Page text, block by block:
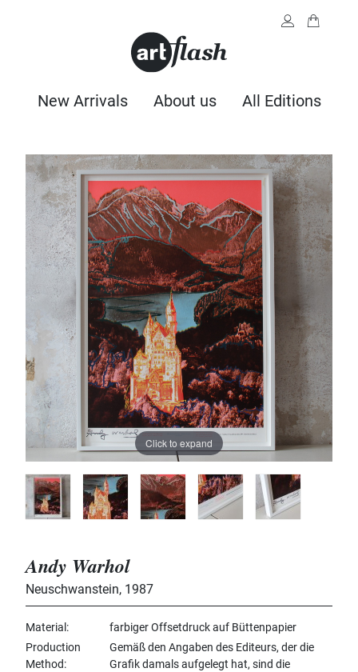
New Arrivals About us All Editions
Click to expand
Andy Warhol
Neuschwanstein, 1987
Material
farbiger Offsetdruck auf Büttenpapier
Production
Method
Gemäß den Angaben des Editeurs, der die
Grafik damals aufgelegt hat, sind die